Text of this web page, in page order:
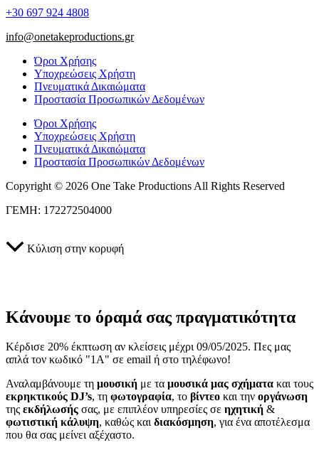
+30 697 924 4808
info@onetakeproductions.gr
Όροι Χρήσης
Υποχρεώσεις Χρήστη
Πνευματικά Δικαιώματα
Προστασία Προσωπικών Δεδομένων
Όροι Χρήσης
Υποχρεώσεις Χρήστη
Πνευματικά Δικαιώματα
Προστασία Προσωπικών Δεδομένων
Copyright © 2026 One Take Productions All Rights Reserved
ΓΕΜΗ: 172272504000
Κύλιση στην κορυφή
Κάνουμε το όραμά σας πραγματικότητα
Κέρδισε 20% έκπτωση αν κλείσεις μέχρι 09/05/2025. Πες μας
απλά τον κωδικό "1A" σε email ή στο τηλέφωνο!
Αναλαμβάνουμε τη μουσική με τα μουσικά μας σχήματα και τους
εκρηκτικούς DJ’s, τη φωτογραφία, το βίντεο και την οργάνωση
της εκδήλωσής σας, με επιπλέον υπηρεσίες σε ηχητική &
φωτιστική κάλυψη, καθώς καιδιακόσμηση, για ένα αποτέλεσμα
που θα σας μείνει αξέχαστο.